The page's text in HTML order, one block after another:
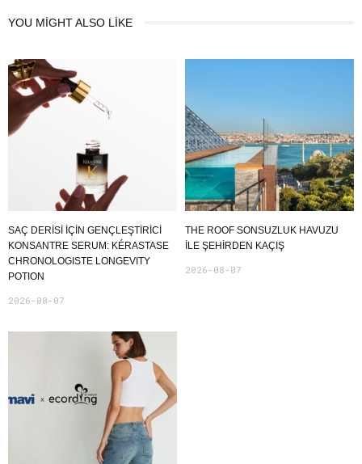
YOU MIGHT ALSO LIKE
SAÇ DERİSİ İÇİN GENÇLEŞTİRİCİ
KONSANTRE SERUM: KÉRASTASE
CHRONOLOGISTE LONGEVITY
POTION
2026-08-07
THE ROOF SONSUZLUK HAVUZU
ILE ŞEHIRDEN KAÇIŞ
2026-08-07